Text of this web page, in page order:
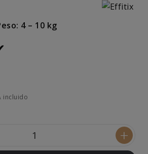
4 – 10 kg
incluido
+